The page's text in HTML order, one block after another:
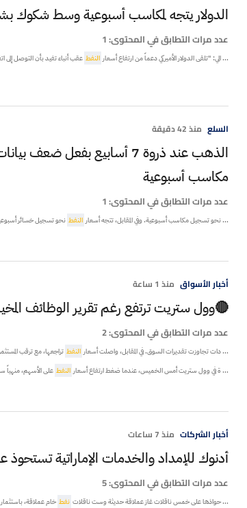
الدولار يتجه لمكاسب أسبوعية وسط شكوك
عدد مرات التطابق في المحتوى:1
... الي: "تلقى الدولار الأميركي دعماً من ارتفاع أسعار النفط عقب أنباء تفيد بأن التوصل إلى
السلع منذ 42 دقيقة
الذهب عند ذروة 7 أسابيع
مكاسب أسبوعية
عدد مرات التطابق في المحتوى:1
... نحو تسجيل مكاسب أسبوعية. وفي المقابل، تتجه أسعار النفط نحو تسجيل خسائر
أخبار الأسواق منذ 1 ساعة
🔴وول ستريت ترتفع رغم تقرير الوظائف
عدد مرات التطابق في المحتوى:2
... دات تجاوزت تقديرات السوق. في المقابل، واصلت أسعار النفط تراجعها، مع ترقب
... ة في وول ستريت أمس الخميس، عندما ضغط ارتفاع أسعار النفط على الأسهم،
أخبار الشركات منذ 7 ساعات
أدنوك للإمداد والخدمات الإماراتية تستحوذ على 11 ناقلة بقيمة 4.8
عدد مرات التطابق في المحتوى:5
... حواذها على خمس ناقلات غاز عملاقة حديثة وست ناقلات نفط خام عملاقة، باستثمار يقارب 4.8